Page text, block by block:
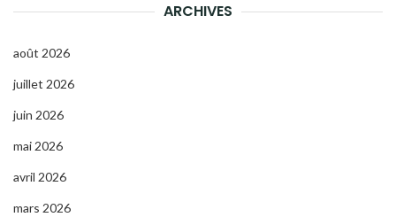
ARCHIVES
août 2026
juillet 2026
juin 2026
mai 2026
avril 2026
mars 2026